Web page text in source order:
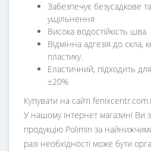
Забезпечує безусадкове
ущільнення
Висока водостійкість шва
Відмінна адгезія до скла,
пластику.
Еластичний, підходить
±20%
Купувати на сайті
У нашому інтернет магазині Ви
продукцію Polimin за
разі необхідності може бути